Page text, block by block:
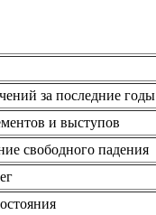
за последние годы
и выступов
свободного падения